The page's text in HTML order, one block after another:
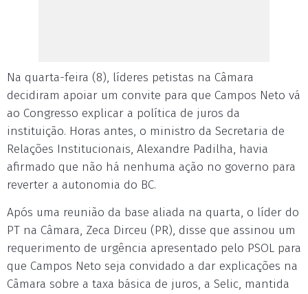
Na quarta-feira (8), líderes petistas na Câmara
decidiram apoiar um convite para que Campos Neto vá
ao Congresso explicar a política de juros da
instituição. Horas antes, o ministro da Secretaria de
Relações Institucionais, Alexandre Padilha, havia
afirmado que não há nenhuma ação no governo para
reverter a autonomia do BC.
Após uma reunião da base aliada na quarta, o líder do
PT na Câmara, Zeca Dirceu (PR), disse que assinou um
requerimento de urgência apresentado pelo PSOL para
que Campos Neto seja convidado a dar explicações na
Câmara sobre a taxa básica de juros, a Selic, mantida